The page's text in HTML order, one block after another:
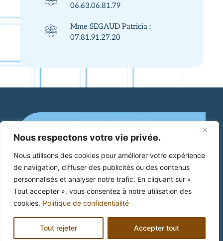
Nous respectons votre vie privée.
Nous utilisons des cookies pour améliorer votre expérience
de navigation, diffuser des publicités ou des contenus
personnalisés et analyser notre trafic. En cliquant sur «
Tout accepter », vous consentez à notre utilisation des
cookies. Politique de confidentialité
Tout rejeter Accepter tout
06.63.06.81.79
Mme SEGAUD Patricia :
07.81.91.27.20
+33(0)4 67 89 41 46
Mairie de Cruzy
2 Place Jean Jaurès
34 310 Cruzy
Mentions Légales Politique de confidentialité
©2026 Mairie de Cruzy | Tous droits réservés | Site
web créé par STUDIO BOOST COMMUNICATION